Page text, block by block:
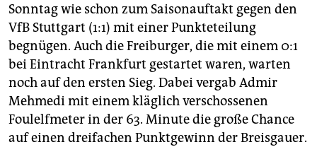
genossenschaft
epaper login
Sonntag wie schon zum Saisonauftakt gegen den
VfB Stuttgart (1:1) mit einer Punkteteilung
begnügen. Auch die Freiburger, die mit einem 0:1
bei Eintracht Frankfurt gestartet waren, warten
noch auf den ersten Sieg. Dabei vergab Admir
Mehmedi mit einem kläglich verschossenen
Foulelfmeter in der 63. Minute die große Chance
auf einen dreifachen Punktgewinn der Breisgauer.